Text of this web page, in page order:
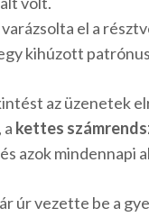
el a
kihúzott
az üzenetek
kettes
azok mindennapi
úr vezette be a